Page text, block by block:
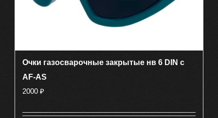
Очки газосварочные закрытые нв 6 DIN с
AF-AS
2000 ₽